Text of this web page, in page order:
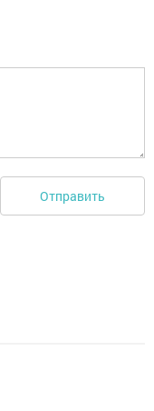
Отправить